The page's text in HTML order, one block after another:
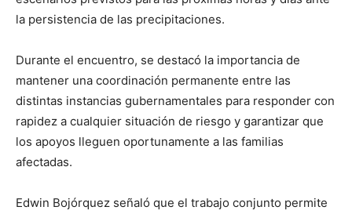
la persistencia de las precipitaciones.
Durante el encuentro, se destacó la importancia de
mantener una coordinación permanente entre las
distintas instancias gubernamentales para responder con
rapidez a cualquier situación de riesgo y garantizar que
los apoyos lleguen oportunamente a las familias
afectadas.
Edwin Bojórquez señaló que el trabajo conjunto permite